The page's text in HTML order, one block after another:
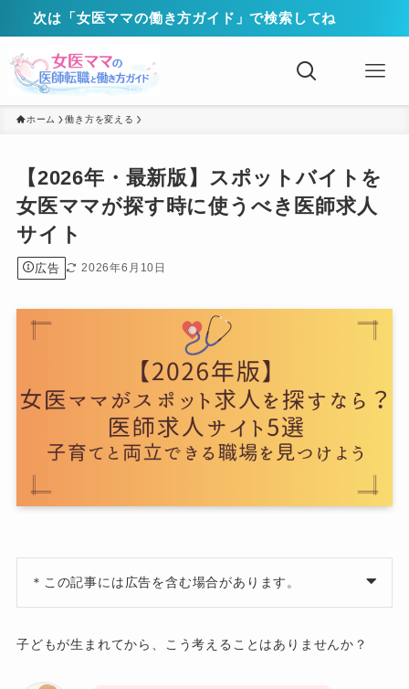
次は「女医ママの働き方ガイド」で検索してね
ホーム 働き方を変える
【2026年・最新版】スポットバイトを
女医ママが探す時に使うべき医師求人
サイト
広告 2026年6月10日
＊この記事には広告を含む場合があります。
子どもが生まれてから、こう考えることはありませんか？